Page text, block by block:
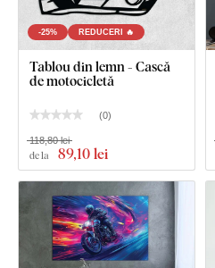
-25% REDUCERI 🔥
Tablou din lemn - Cască
de motocicletă
(0)
de la 89,10 lei
118,80 lei